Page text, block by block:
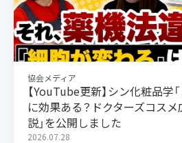
協会メディア
【YouTube更新】シン化粧品学
に効果ある？ドクターズコス
説」を公開しました
2026.07.28